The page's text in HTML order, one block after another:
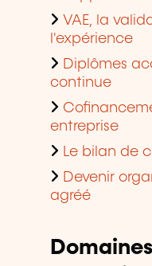
VAE, la
l'expérience
Diplômes
continue
entreprise
Le bilan de
Devenir
agréé